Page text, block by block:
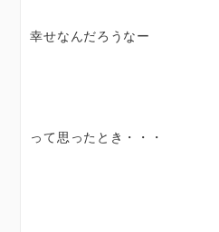
幸せなんだろうなー
って思ったとき・・・